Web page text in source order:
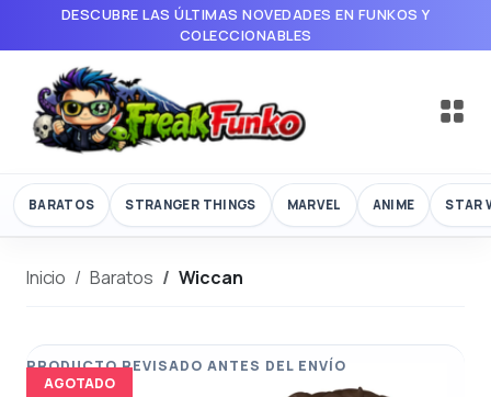
DESCUBRE LAS ÚLTIMAS NOVEDADES EN FUNKOS Y
COLECCIONABLES
BARATOS STRANGER THINGS MARVEL ANIME STAR
Inicio Baratos Wiccan
AGOTADO